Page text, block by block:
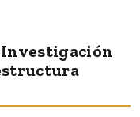
Investigación